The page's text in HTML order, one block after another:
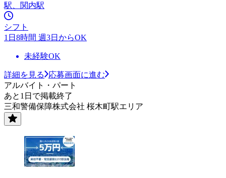
駅、関内駅
シフト
1日8時間 週3日からOK
未経験OK
詳細を見る
応募画面に進む
アルバイト・パート
あと1日で掲載終了
三和警備保障株式会社 桜木町駅エリア